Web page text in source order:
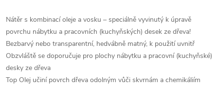
Nátěr s kombinací oleje a vosku – speciálně vyvinutý k úpravě
povrchu nábytku a pracovních (kuchyňských) desek ze dřeva!
Bezbarvý nebo transparentní, hedvábně matný, k použití uvnitř
Obzvláště se doporučuje pro plochy nábytku a pracovní (kuchyňské)
desky ze dřeva
Top Olej učiní povrch dřeva odolným vůči skvrnám a chemikáliím